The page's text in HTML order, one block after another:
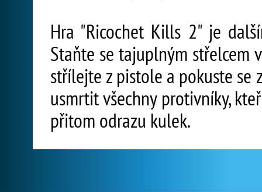
Hra "Ricochet Kills 2" je
Staňte se tajuplným střelcem
střílejte z pistole a pokuste se
usmrtit všechny protivníky,
přitom odrazu kulek.